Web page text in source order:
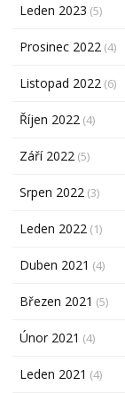
Leden 2023 (5)
Prosinec 2022 (4)
Listopad 2022 (6)
Říjen 2022 (4)
Září 2022 (5)
Srpen 2022 (3)
Leden 2022 (1)
Duben 2021 (4)
Březen 2021 (5)
Únor 2021 (4)
Leden 2021 (4)